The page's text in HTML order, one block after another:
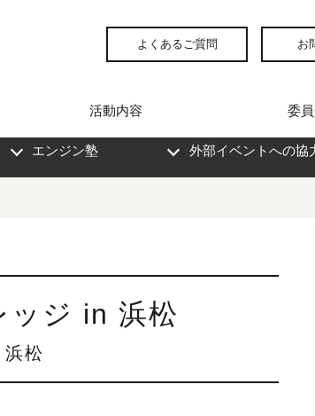
活動内容 委
よくあるご質問 お
エンジン塾 外部イベントへの協
ッジ in 浜松
松